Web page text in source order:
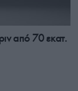
από 70 εκατ.